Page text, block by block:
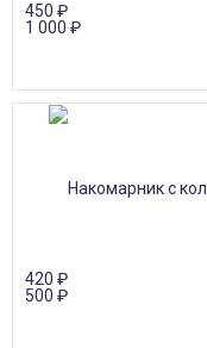
450 ₽
1 000 ₽
420 ₽
500 ₽